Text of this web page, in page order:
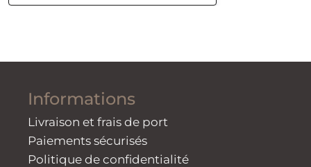
Informations
Livraison et frais de port
Paiements sécurisés
Politique de confidentialité